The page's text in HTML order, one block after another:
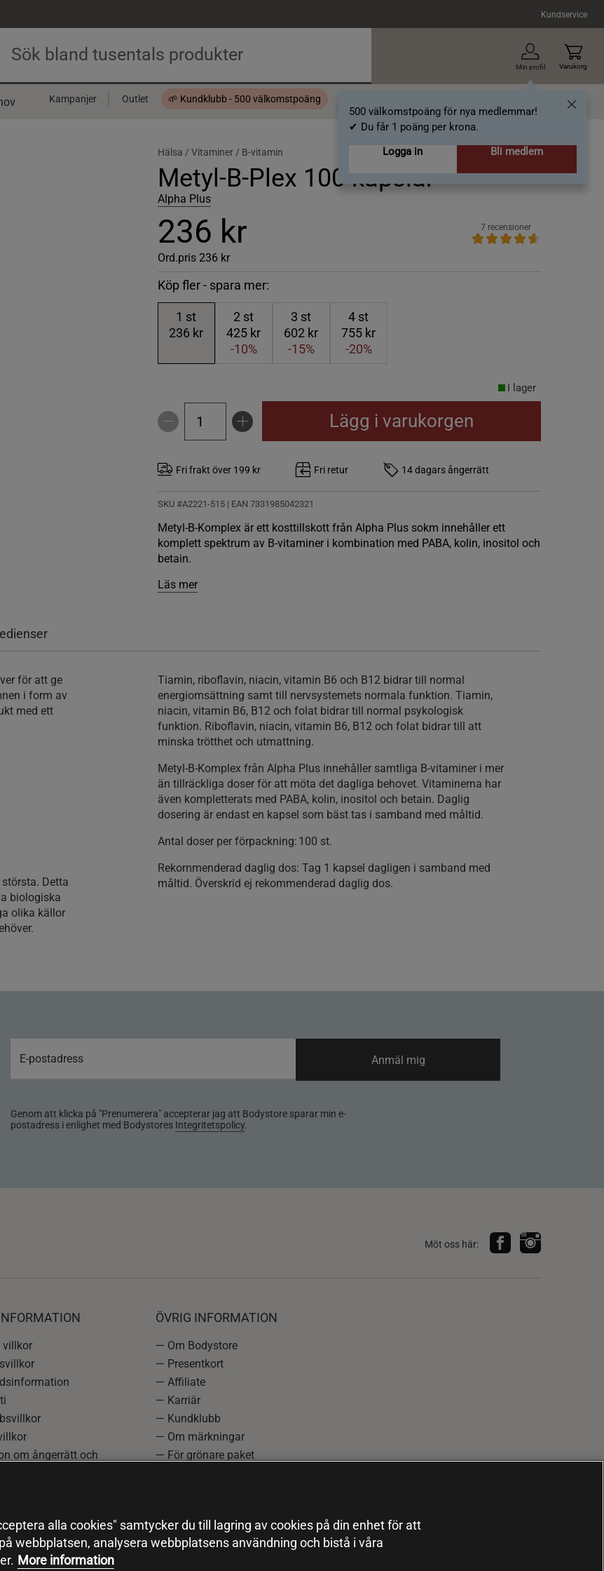
Kundservice
Min profil
500 välkomstpoäng för nya medlemmar!
✔ Du får 1 poäng per krona.
Logga in
Bli medlem
Varukorg
Kampanjer Outlet 🌱 Kundklubb - 500 välkomstpoäng
Hälsa / Vitaminer / B-vitamin
Metyl-B-Plex 100 kapslar
Alpha Plus
236 kr
Ord.pris 236 kr
7 recensioner
Köp fler - spara mer:
1 st
236 kr
2 st
425 kr
-10%
3 st
602 kr
-15%
4 st
755 kr
-20%
I lager
Lägg i varukorgen
Fri frakt över 199 kr Fri retur 14 dagars ångerrätt
SKU #A2221-515 | EAN 7331985042321
Metyl-B-Komplex är ett kosttillskott från Alpha Plus sokm innehåller ett
komplett spektrum av B-vitaminer i kombination med PABA, kolin, inositol och
betain.
Läs mer
för att ge
i form av
med ett
Detta
biologiska
olika källor
Tiamin, riboflavin, niacin, vitamin B6 och B12 bidrar till normal
energiomsättning samt till nervsystemets normala funktion. Tiamin,
niacin, vitamin B6, B12 och folat bidrar till normal psykologisk
funktion. Riboflavin, niacin, vitamin B6, B12 och folat bidrar till att
minska trötthet och utmattning.
Metyl-B-Komplex från Alpha Plus innehåller samtliga B-vitaminer i mer
än tillräckliga doser för att möta det dagliga behovet. Vitaminerna har
även kompletterats med PABA, kolin, inositol och betain. Daglig
dosering är endast en kapsel som bäst tas i samband med måltid.
Antal doser per förpackning: 100 st.
Rekommenderad daglig dos: Tag 1 kapsel dagligen i samband med
måltid. Överskrid ej rekommenderad daglig dos.
Genom att klicka på "Prenumerera" accepterar jag att Bodystore sparar min e-
postadress i enlighet med Bodystores Integritetspolicy.
Anmäl mig
Möt oss här:
om ångerrätt och
ÖVRIG INFORMATION
— Om Bodystore
— Presentkort
— Affiliate
— Karriär
— Kundklubb
— Om märkningar
— För grönare paket
alla cookies" samtycker du till lagring av cookies på din enhet för att
webbplatsen, analysera webbplatsens användning och bistå i våra
More information